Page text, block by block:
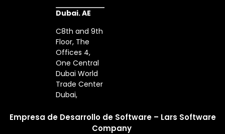
Dubai. AE
C8th and 9th
Floor, The
Offices 4,
One Central
Dubai World
Trade Center
Dubai,
Empresa de Desarrollo de Software – Lars Software
Company